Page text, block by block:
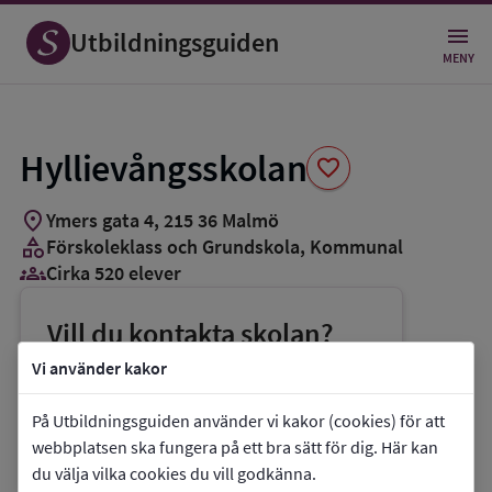
Vi använder kakor
På Utbildningsguiden använder vi kakor (cookies) för att
webbplatsen ska fungera på ett bra sätt för dig. Här kan
du välja vilka cookies du vill godkänna.
Utbildningsguiden MENY
Hyllievångsskolan favorite
Spara
som
favorit
location_onYmers gata 4, 215 36 Malmö
categoryFörskoleklass och Grundskola, Kommunal
groups_3Cirka 520 elever
Vill du kontakta skolan?
phoneTelefon:0768-768506
E-post: jeanette.hammer@malmo.se
link Webbplats:Hyllievångsskolan